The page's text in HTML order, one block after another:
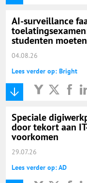
AI-surveillance
studenten
04.08.26
Lees verder op: Bright
Speciale
door tekort aan
voorkomen
29.07.26
Lees verder op: AD